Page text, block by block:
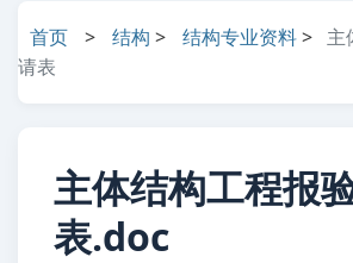
首页 > 结构 > 结构专业资料> 主
请表
主体结构工程报
表.doc